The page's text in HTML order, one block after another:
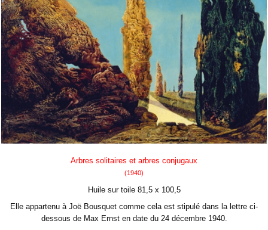
Arbres solitaires et arbres conjugaux
(1940)
Huile sur toile 81,5 x 100,5
Elle appartenu à Joë Bousquet comme cela est stipulé dans la lettre ci-
dessous de Max Ernst en date du 24 décembre 1940.